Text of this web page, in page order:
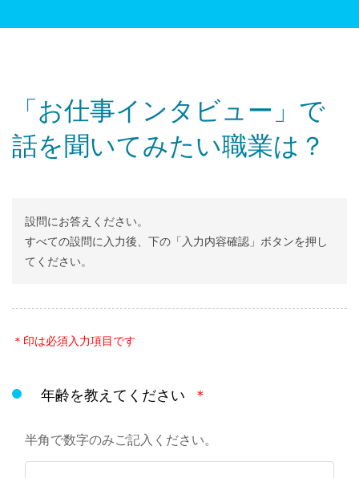
「お仕事インタビュー」で
話を聞いてみたい職業は？
設問にお答えください。
すべての設問に入力後、下の「入力内容確認」ボタンを押し
てください。
＊印は必須入力項目です
年齢を教えてください ＊
半角で数字のみご記入ください。